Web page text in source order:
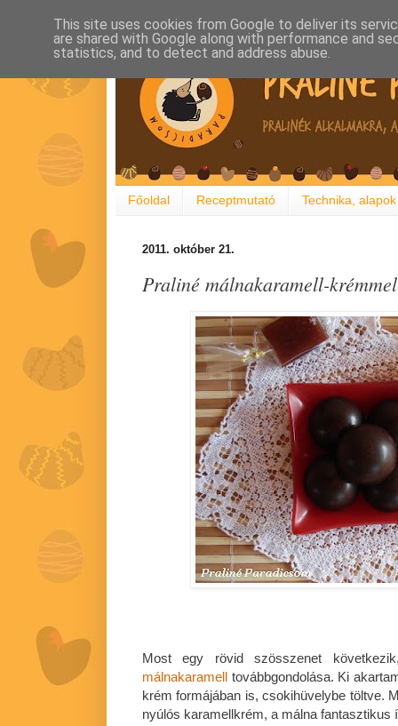
Főoldal Receptmutató Technika, alapok
2011. október 21.
Praliné málnakaramell-
Most egy rövid szösszenet
málnakaramell
továbbgondolása. Ki
krém formájában is, csokihüvelybe töltve.
nyúlós karamellkrém, a málna fantasztikus
This site uses cookies from Google to deliver its
are shared with Google along with performance and
statistics, and to detect and address abuse.